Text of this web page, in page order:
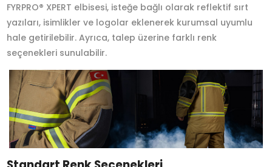
FYRPRO® XPERT elbisesi, isteğe bağlı olarak reflektif sırt
yazıları, isimlikler ve logolar eklenerek kurumsal uyumlu
hale getirilebilir. Ayrıca, talep üzerine farklı renk
seçenekleri sunulabilir.